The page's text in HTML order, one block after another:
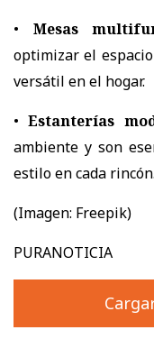
• Mesas
optimizar el
versátil en el hogar.
• Estanterías
ambiente y son
estilo en cada rincón.
(Imagen: Freepik)
PURANOTICIA